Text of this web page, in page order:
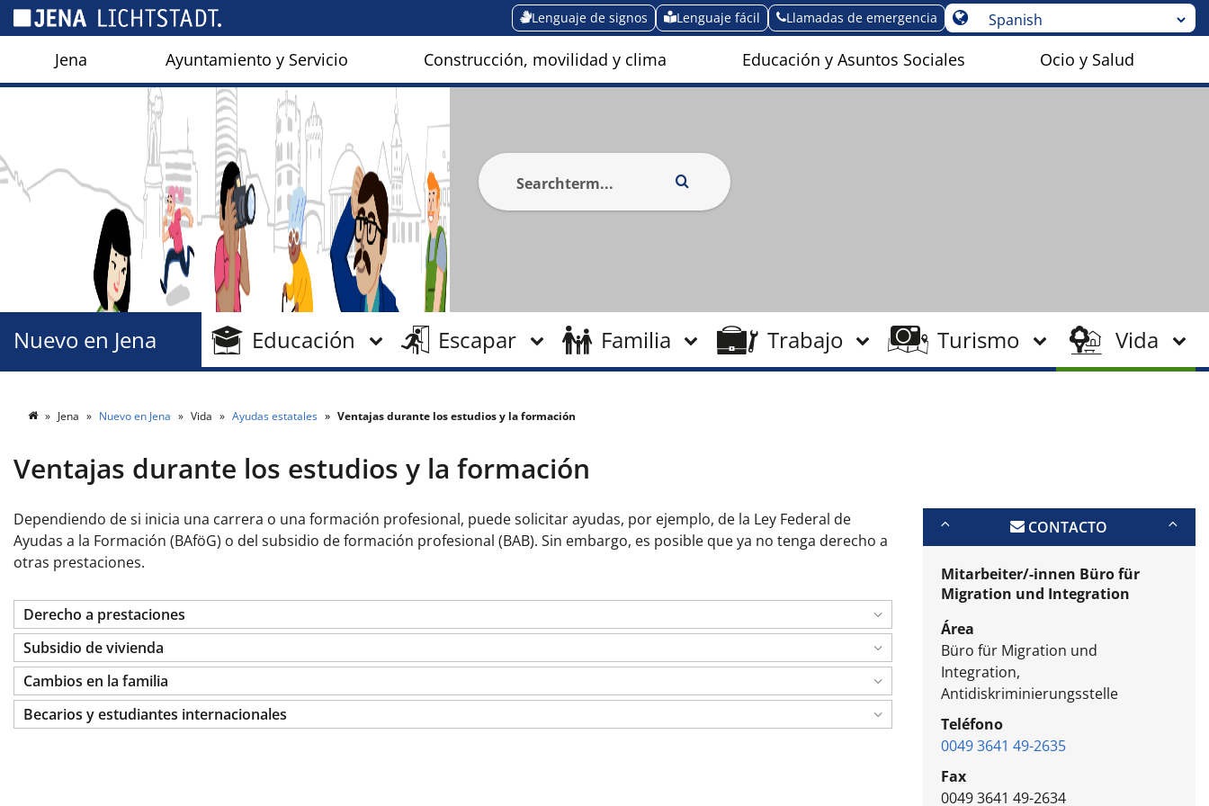
Lenguaje de signos Lenguaje fácil Llamadas de emergencia
Jena Ayuntamiento y Servicio Construcción, movilidad y clima Educación y Asuntos Sociales Ocio y Salud
Educación Escapar Familia Trabajo Turismo Vida
Nuevo en Jena
Jena Nuevo en Jena Vida Ayudas estatales Ventajas durante los estudios y la formación
Ventajas durante los estudios y la formación
Dependiendo de si inicia una carrera o una formación profesional, puede solicitar ayudas, por ejemplo, de la Ley Federal de
Ayudas a la Formación (BAföG) o del subsidio de formación profesional (BAB). Sin embargo, es posible que ya no tenga derecho a
otras prestaciones.
Derecho a prestaciones
Subsidio de vivienda
Cambios en la familia
Becarios y estudiantes internacionales
CONTACTO
Mitarbeiter/-innen Büro für
Migration und Integration
Área
Büro für Migration und
Integration,
Antidiskriminierungsstelle
Teléfono
0049 3641 49-2635
Fax
0049 3641 49-2634
Panel de gestión de cookies